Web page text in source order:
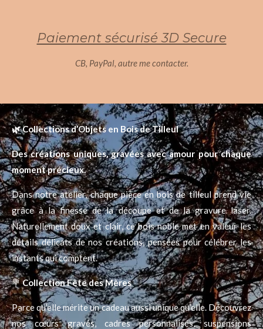
Paiement sécurisé 3D Secure
CB, PayPal, autre me contacter.
🌿Collections d’Objets en Bois de Tilleul
Des créations uniques, gravées avec amour pour chaque
moment précieux.
Dans notre atelier, chaque pièce en bois de tilleul prend vie
grâce à la finesse de la découpe et de la gravure laser.
Naturellement doux et clair, ce bois noble met en valeur les
détails délicats de nos créations, pensées pour célébrer les
instants qui comptent.
💐Collection Fête des Mères
Parce qu’elle mérite un cadeau aussi unique qu’elle. Découvrez
nos cœurs gravés, cadres personnalisés, suspensions